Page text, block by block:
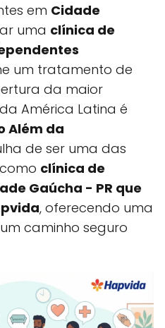
em Cidade
uma clínica de
um tratamento de
da maior
América Latina é
Além da
de ser uma das
clínica de
Gaúcha - PR que
, oferecendo uma
caminho seguro